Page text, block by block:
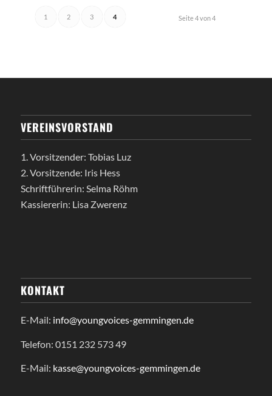
Seite 4 von 4
1 2 3 4
VEREINSVORSTAND
1. Vorsitzender: Tobias Luz
2. Vorsitzende: Iris Hess
Schriftführerin: Selma Röhm
Kassiererin: Lisa Zwerenz
KONTAKT
E-Mail: info@youngvoices-gemmingen.de
Telefon: 0151 232 573 49
E-Mail: kasse@youngvoices-gemmingen.de